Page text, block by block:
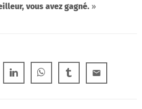
vous avez gagné. »
email